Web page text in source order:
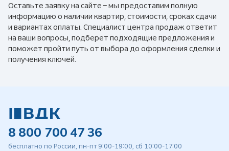
Оставьте заявку на сайте – мы предоставим полную
информацию о наличии квартир, стоимости, сроках сдачи
и вариантах оплаты. Специалист центра продаж ответит
на ваши вопросы, подберет подходящие предложения и
поможет пройти путь от выбора до оформления сделки и
получения ключей.
8 800 700 47 36
бесплатно по России, пн-пт 9:00-19:00, сб 10:00-17:00